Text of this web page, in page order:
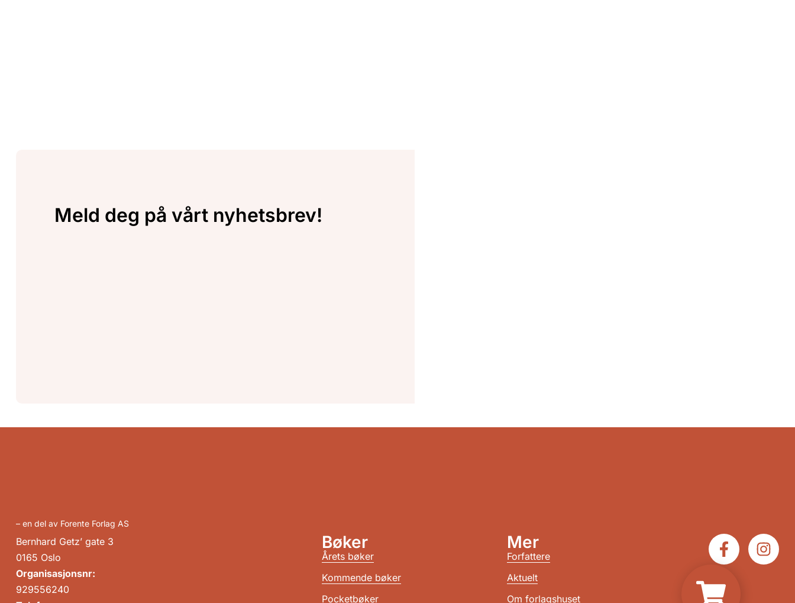
Meld deg på vårt nyhetsbrev!
– en del av Forente Forlag AS
Bernhard Getz’ gate 3
0165 Oslo
Organisasjonsnr:
929556240
Bøker
Årets bøker
Kommende bøker
Pocketbøker
Mer
Forfattere
Aktuelt
Om forlagshuset